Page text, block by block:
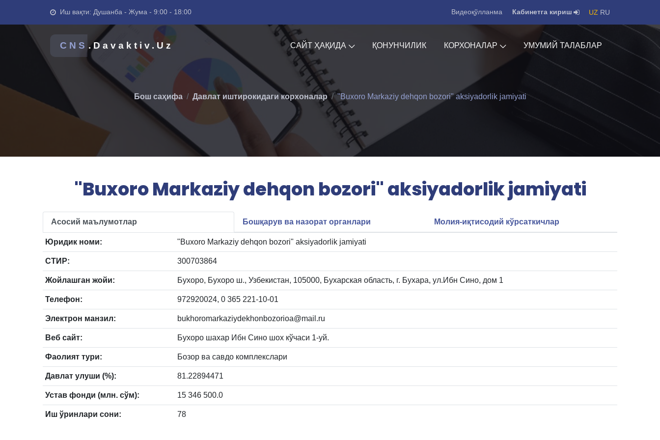
Иш вақти: Душанба - Жума - 9:00 - 18:00 Видеоқўлланма Кабинетга кириш UZ RU
CNS .Davaktiv.Uz САЙТ ҲАҚИДА ҚОНУНЧИЛИК КОРХОНАЛАР УМУМИЙ ТАЛАБЛАР
Бош саҳифа Давлат иштирокидаги корхоналар "Buxoro Markaziy dehqon bozori" aksiyadorlik jamiyati
"Buxoro Markaziy dehqon bozori" aksiyadorlik jamiyati
Асосий маълумотлар Бошқарув ва назорат органлари Молия-иқтисодий кўрсаткичлар
Юридик номи: "Buxoro Markaziy dehqon bozori" aksiyadorlik jamiyati
СТИР: 300703864
Жойлашган жойи: Бухоро, Бухоро ш., Узбекистан, 105000, Бухарская область, г. Бухара, ул.Ибн Сино, дом 1
Телефон: 972920024, 0 365 221-10-01
Электрон манзил: bukhoromarkaziydekhonbozorioa@mail.ru
Веб сайт: Бухоро шахар Ибн Сино шох кўчаси 1-уй.
Фаолият тури: Бозор ва савдо комплекслари
Давлат улуши (%): 81.22894471
Устав фонди (млн. сўм): 15 346 500.0
Иш ўринлари сони: 78